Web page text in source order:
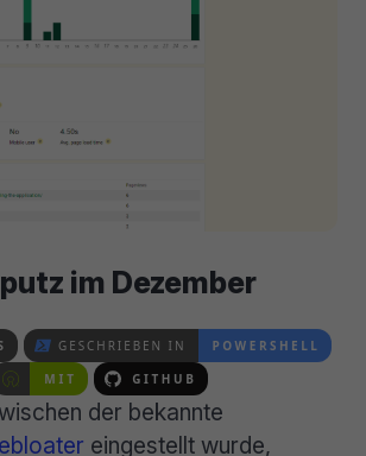
im Dezember
der bekannte
eingestellt wurde,